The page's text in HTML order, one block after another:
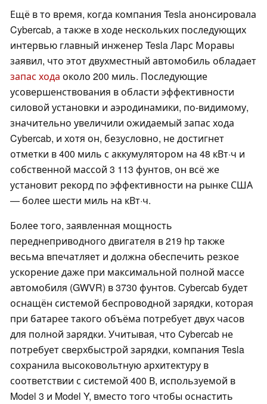
Ещё в то время, когда компания Tesla анонсировала
Cybercab, а также в ходе нескольких последующих
интервью главный инженер Tesla Ларс Моравы
заявил, что этот двухместный автомобиль обладает
запас хода около 200 миль. Последующие
усовершенствования в области эффективности
силовой установки и аэродинамики, по-видимому,
значительно увеличили ожидаемый запас хода
Cybercab, и хотя он, безусловно, не достигнет
отметки в 400 миль с аккумулятором на 48 кВт·ч и
собственной массой 3 113 фунтов, он всё же
установит рекорд по эффективности на рынке США
— более шести миль на кВт·ч.
Более того, заявленная мощность
переднеприводного двигателя в 219 hp также
весьма впечатляет и должна обеспечить резкое
ускорение даже при максимальной полной массе
автомобиля (GWVR) в 3730 фунтов. Cybercab будет
оснащён системой беспроводной зарядки, которая
при батарее такого объёма потребует двух часов
для полной зарядки. Учитывая, что Cybercab не
потребует сверхбыстрой зарядки, компания Tesla
сохранила высоковольтную архитектуру в
соответствии с системой 400 В, используемой в
Model 3 и Model Y, вместо того чтобы оснастить